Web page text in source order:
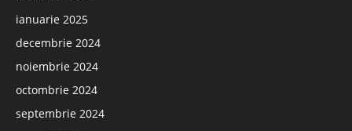
ianuarie 2025
decembrie 2024
noiembrie 2024
octombrie 2024
septembrie 2024